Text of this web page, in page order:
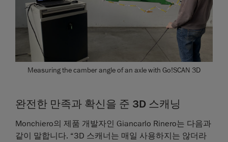
Measuring the camber angle of an axle with Go!SCAN 3D
완전한 만족과 확신을 준 3D 스캐닝
Monchiero의 제품 개발자인 Giancarlo Rinero는 다음과
같이 말합니다. “3D 스캐너는 매일 사용하지는 않더라